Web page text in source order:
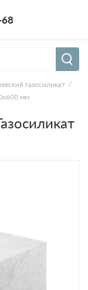
газосиликат
мм